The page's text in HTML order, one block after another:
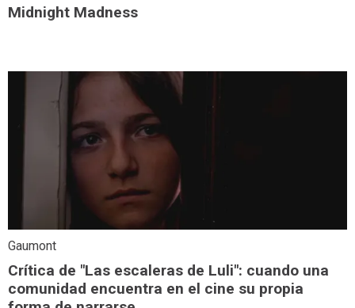
Midnight Madness
Gaumont
Crítica de "Las escaleras de Luli": cuando una
comunidad encuentra en el cine su propia